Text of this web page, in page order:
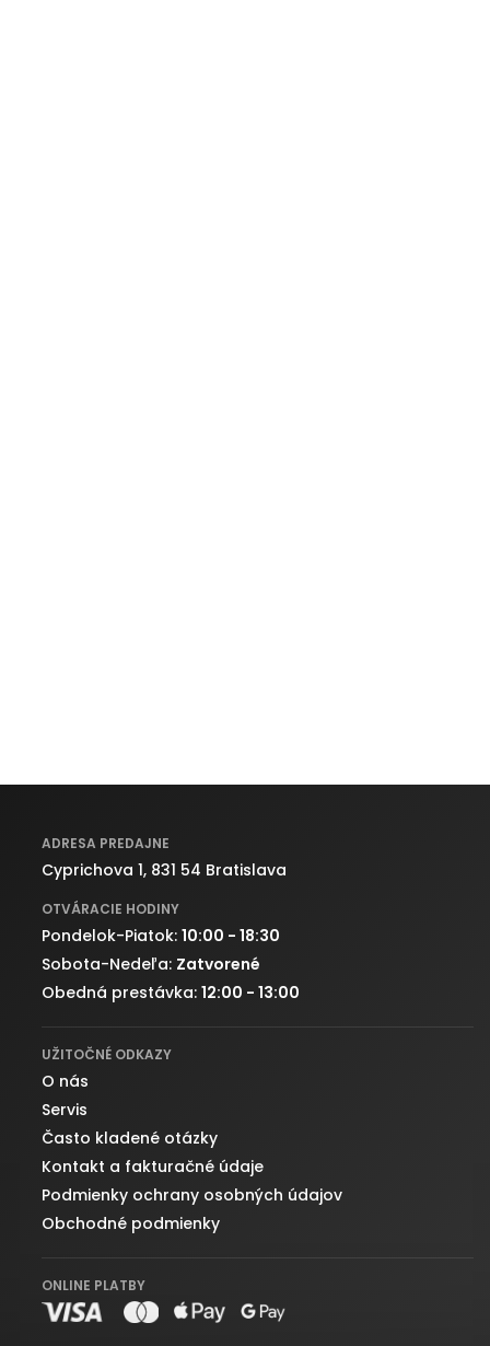
ADRESA PREDAJNE
Cyprichova 1, 831 54 Bratislava
OTVÁRACIE HODINY
Pondelok-Piatok: 10:00 - 18:30
Sobota-Nedeľa: Zatvorené
Obedná prestávka: 12:00 - 13:00
UŽITOČNÉ ODKAZY
O nás
Servis
Často kladené otázky
Kontakt a fakturačné údaje
Podmienky ochrany osobných údajov
Obchodné podmienky
ONLINE PLATBY